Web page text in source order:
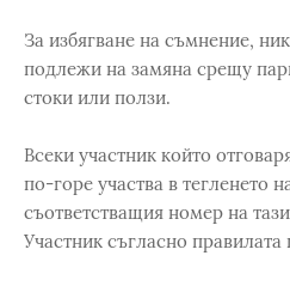
За избягване на съмнение,
подлежи на замяна срещу
стоки или ползи.
Всеки участник който
по-горе участва в тегленето
съответстващия номер на
Участник съгласно